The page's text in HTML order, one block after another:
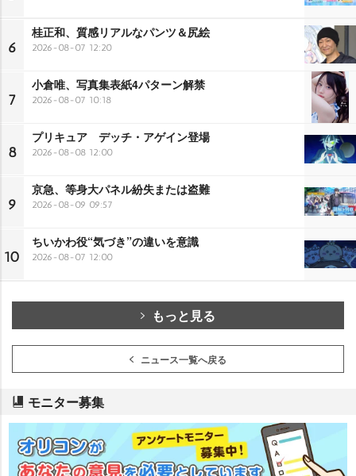
6
桂正和、質感リアルなパンツ＆尻絵
2026-08-07 12:20
7
小倉唯、写真集表紙4パターン解禁
2026-08-07 10:18
8
プリキュア デッチ・アゲイン登場
2026-08-08 12:00
9
京急、等身大パネル紛失または盗難
2026-08-09 09:57
10
ちいかわ役“気づき”の違いを意識
2026-08-07 12:00
もっと見る
ニュース一覧へ戻る
モニター募集